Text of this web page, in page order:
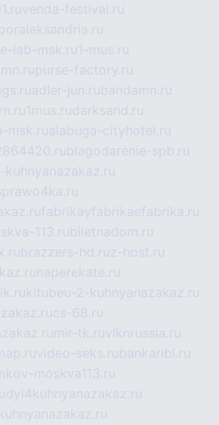
venda-festival.ru
lab-msk.ru1-mus.ru
purse-factory.ru
adler-jun.rubandamn.ru
1mus.rudarksand.ru
msk.rualabuga-cityhotel.ru
blagodarenie-spb.ru
fabrikayfabrikaefabrika.ru
113.rubiletnadom.ru
brazzers-hd.ruz-host.ru
naperekate.ru
kitubeu-2-kuhnyanazakaz.ru
cs-68.ru
mir-tk.ruvlknrussia.ru
video-seks.rubankaribi.ru
moskva113.ru